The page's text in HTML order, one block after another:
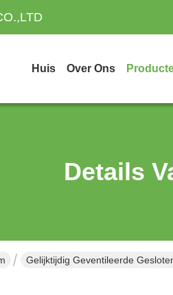
Huis Over Ons
Details
Gelijktijdig Geventileerde